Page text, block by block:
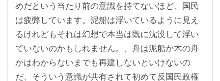
めだという当たり前の意識を持てないほど、国民
は疲弊しています。泥船は浮いているように見え
るけれどもそれは幻想で本当は既に沈没して浮い
ていないのかもしれません。、舟は泥船か木の舟
かはわからないまでも再建しないといけないの
だ、そういう意識が共有されて初めて反国民政権